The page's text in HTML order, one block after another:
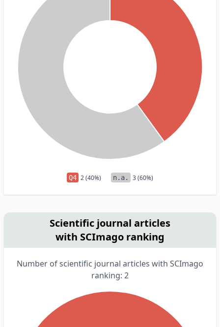
Q4 2 (40%) n.a. 3 (60%)
Scientific journal articles
with SCImago ranking
Number of scientific journal articles with SCImago
ranking: 2